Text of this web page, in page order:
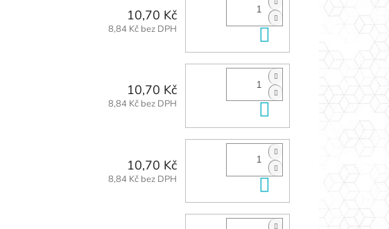
10,70 Kč
8,84 Kč bez DPH
10,70 Kč
8,84 Kč bez DPH Do košíku
10,70 Kč
8,84 Kč bez DPH Do košíku